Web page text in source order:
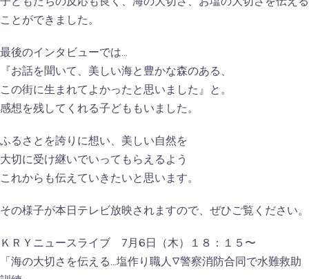
ことができました。
最後のインタビューでは
『お話を聞いて、美しい海と豊かな森のある、
この街に生まれてよかったと思いました』と。
感想を残してくれる子どももいました。
ふるさとを誇りに想い、美しい自然を
大切に受け継いでいってもらえるよう
これからも伝えていきたいと思います。
その様子が本日テレビ放映されますので、ぜひご覧ください。
ＫＲＹニュースライブ 7月6日（木）１８：１５〜
「海の大切さを伝える…塩作り職人▽警察消防合同で水難救助